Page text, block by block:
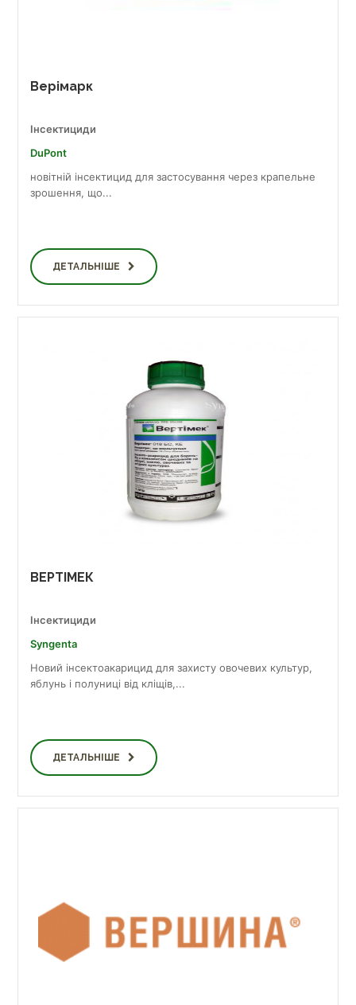
Верімарк
Інсектициди
DuPont
новітній інсектицид для застосування через крапельне
зрошення, що...
ДЕТАЛЬНІШЕ
ВЕРТІМЕК
Інсектициди
Syngenta
Новий інсектоакарицид для захисту овочевих культур,
яблунь і полуниці від кліщів,...
ДЕТАЛЬНІШЕ